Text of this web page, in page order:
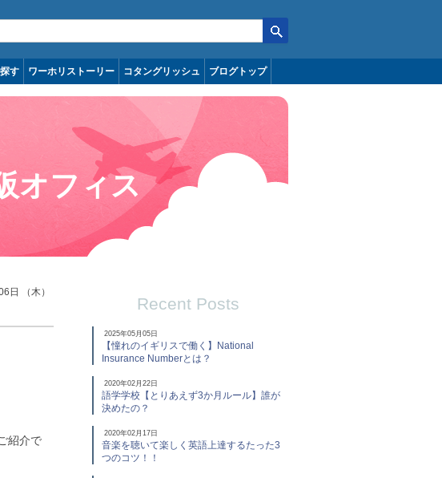
す ワーホリストーリー コタングリッシュ ブログトップ
オフィス
日 （木）
紹介で
Recent Posts
2025年05月05日
【憧れのイギリスで働く】National
Insurance Numberとは？
2020年02月22日
語学学校【とりあえず3か月ルール】誰が
決めたの？
2020年02月17日
音楽を聴いて楽しく英語上達するたった3
つのコツ！！